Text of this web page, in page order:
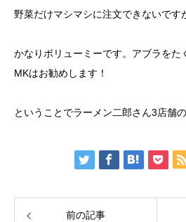
野菜だけマシマシに注文できないです
かなりボリューミーです。アブラをた
MKはお勧めします！
ということでラーメン二郎さん3店舗
前の記事